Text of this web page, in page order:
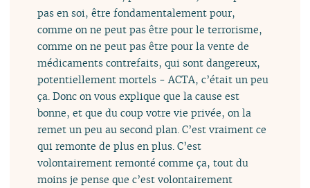
pas en soi, être fondamentalement pour,
comme on ne peut pas être pour le terrorisme,
comme on ne peut pas être pour la vente de
médicaments contrefaits, qui sont dangereux,
potentiellement mortels - ACTA, c’était un peu
ça. Donc on vous explique que la cause est
bonne, et que du coup votre vie privée, on la
remet un peu au second plan. C’est vraiment ce
qui remonte de plus en plus. C’est
volontairement remonté comme ça, tout du
moins je pense que c’est volontairement